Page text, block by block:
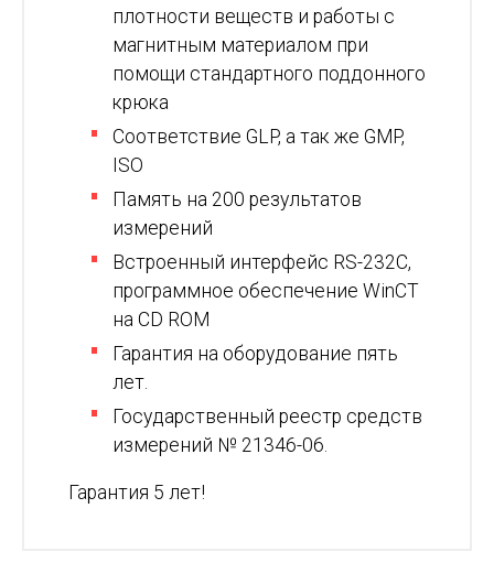
плотности веществ и работы с
магнитным материалом при
помощи стандартного поддонного
крюка
Соответствие GLP, а так же GMP,
ISO
Память на 200 результатов
измерений
Встроенный интерфейс RS-232С,
программное обеспечение WinCT
на CD ROM
Гарантия на оборудование пять
лет.
Государственный реестр средств
измерений № 21346-06.
Гарантия 5 лет!